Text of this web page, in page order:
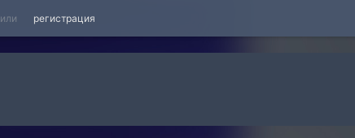
или регистрация